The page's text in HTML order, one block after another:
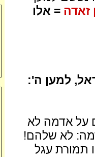
זאדה = אלו
למען ה':
על אדמה לא
לא שלהם!
תמורת עגל